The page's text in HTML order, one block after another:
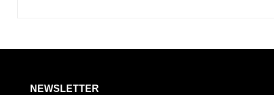
NEWSLETTER